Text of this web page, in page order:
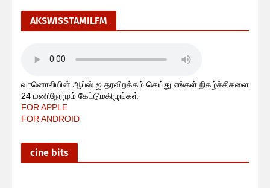
AKSWISSTAMILFM
வானொலியின் ஆப்ஸ் ஐ தரவிறக்கம் செய்து எங்கள் நிகழ்ச்சிகளை
24 மணிநேரமும் கேட்டுமகிழுங்கள்
FOR APPLE
FOR ANDROID
cine bits